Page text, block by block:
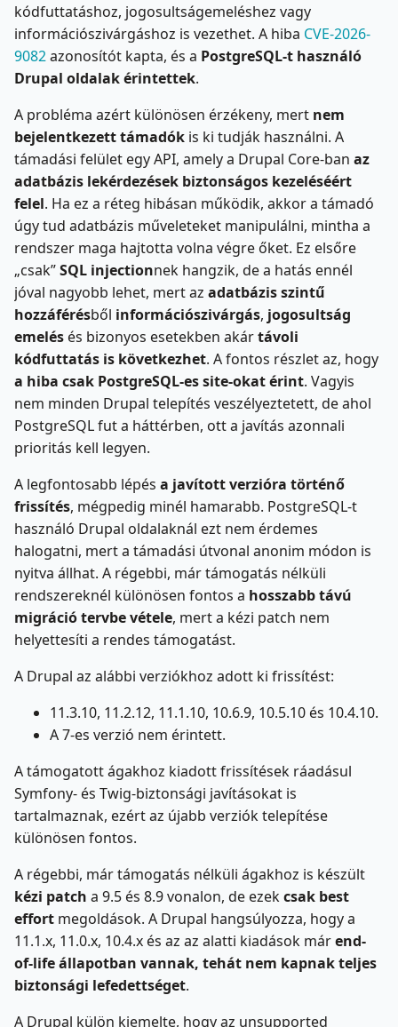
kódfuttatáshoz, jogosultságemeléshez vagy
információszivárgáshoz is vezethet. A hiba CVE-2026-
9082azonosítót kapta, és a PostgreSQL-t használó
Drupal oldalak érintettek.
A probléma azért különösen érzékeny, mert nem
bejelentkezett támadók is ki tudják használni. A
támadási felület egy API, amely a Drupal Core-ban az
adatbázis lekérdezések biztonságos kezeléséért
felel. Ha ez a réteg hibásan működik, akkor a támadó
úgy tud adatbázis műveleteket manipulálni, mintha a
rendszer maga hajtotta volna végre őket. Ez elsőre
„csak”SQL injectionnek hangzik, de a hatás ennél
jóval nagyobb lehet, mert az adatbázis szintű
hozzáférésből információszivárgás, jogosultság
emelés és bizonyos esetekben akártávoli
kódfuttatás is következhet. A fontos részlet az, hogy
a hiba csak PostgreSQL-es site-okat érint. Vagyis
nem minden Drupal telepítés veszélyeztetett, de ahol
PostgreSQL fut a háttérben, ott a javítás azonnali
prioritás kell legyen.
A legfontosabb lépés a javított verzióra történő
frissítés, mégpedig minél hamarabb. PostgreSQL-t
használó Drupal oldalaknál ezt nem érdemes
halogatni, mert a támadási útvonal anonim módon is
nyitva állhat. A régebbi, már támogatás nélküli
rendszereknél különösen fontos a hosszabb távú
migráció tervbe vétele, mert a kézi patch nem
helyettesíti a rendes támogatást.
A Drupal az alábbi verziókhoz adott ki frissítést:
11.3.10, 11.2.12, 11.1.10, 10.6.9, 10.5.10 és 10.4.10.
A 7-es verzió nem érintett.
A támogatott ágakhoz kiadott frissítések ráadásul
Symfony- és Twig-biztonsági javításokat is
tartalmaznak, ezért az újabb verziók telepítése
különösen fontos.
A régebbi, már támogatás nélküli ágakhoz is készült
kézi patch a 9.5 és 8.9 vonalon, de ezekcsak best
effort megoldások. A Drupal hangsúlyozza, hogy a
11.1.x, 11.0.x, 10.4.x és az az alatti kiadások márend-
of-life állapotban vannak, tehát nem kapnak teljes
biztonsági lefedettséget.
A Drupal külön kiemelte, hogy az unsupported